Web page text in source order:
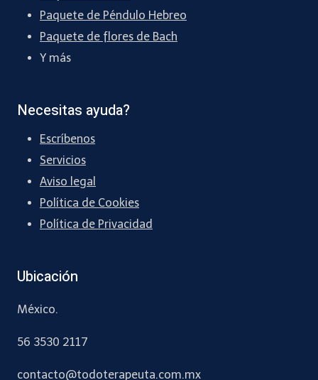
Paquete de Péndulo Hebreo
Paquete de flores de Bach
Y más
Necesitas ayuda?
Escríbenos
Servicios
Aviso legal
Política de Cookies
Política de Privacidad
Ubicación
México.
56 3530 2117
contacto@todoterapeuta.com.mx